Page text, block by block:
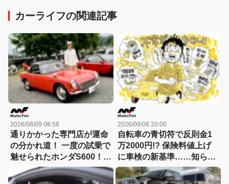
カーライフの関連記事
2026/08/09 08:58
通りかかった専門店が運命
の分かれ道！ 一度の試乗で
魅せられたホンダS600！
【花見の里で感謝の集いや
ります！】
2026/08/08 20:00
自転車の青切符で反則金1
万2000円!? 保険料値上げ
に車検の新基準……知らな
いと損する！カーライフの
新常識総まとめ